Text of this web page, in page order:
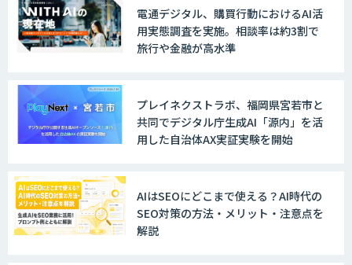
電通デジタル、購買行動におけるAI活
用実態調査を実施。相談率は約3割で
旅行や金融が高水準
プレイネクストラボ、福岡県宮若市と
共同でデジタル庁生成AI「源内」を活
用した自治体AX実証実験を開始
AIはSEOにどこまで使える？AI時代の
SEO対策の方法・メリット・注意点を
解説